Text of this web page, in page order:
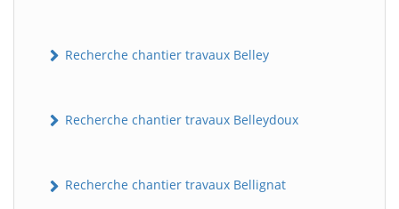
Recherche chantier travaux Belley
Recherche chantier travaux Belleydoux
Recherche chantier travaux Bellignat